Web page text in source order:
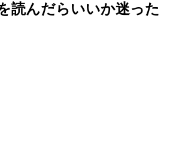
読んだらいいか迷った